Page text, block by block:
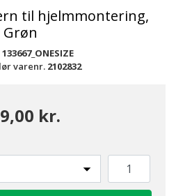
til hjelmmontering,
Grøn
133667_ONESIZE
varenr. 2102832
kr.